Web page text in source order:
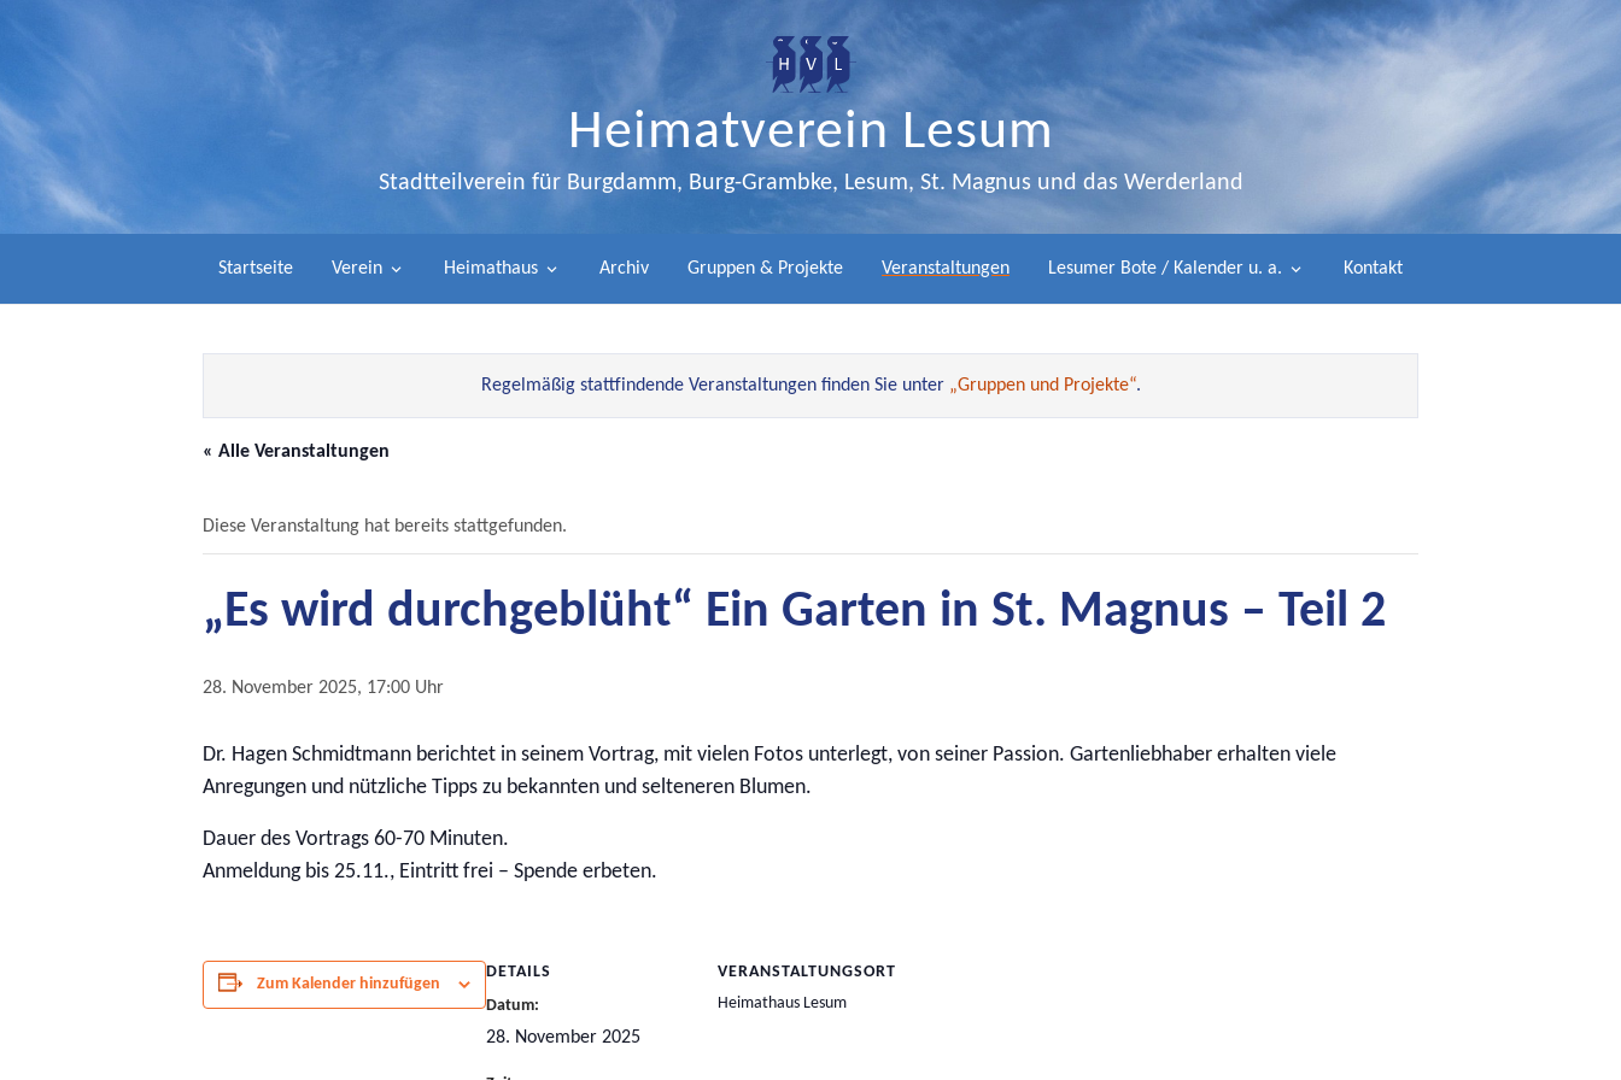
Heimatverein Lesum
Stadtteilverein für Burgdamm, Burg-Grambke, Lesum, St. Magnus und das Werderland
Startseite Verein Heimathaus Archiv Gruppen & Projekte Veranstaltungen Lesumer Bote / Kalender u. a. Kontakt
Regelmäßig stattfindende Veranstaltungen finden Sie unter „Gruppen und Projekte“.
« Alle Veranstaltungen
Diese Veranstaltung hat bereits stattgefunden.
„Es wird durchgeblüht“ Ein Garten in St. Magnus – Teil 2
28. November 2025, 17:00 Uhr
Dr. Hagen Schmidtmann berichtet in seinem Vortrag, mit vielen Fotos unterlegt, von seiner Passion. Gartenliebhaber erhalten viele
Anregungen und nützliche Tipps zu bekannten und selteneren Blumen.
Dauer des Vortrags 60-70 Minuten.
Anmeldung bis 25.11., Eintritt frei – Spende erbeten.
Zum Kalender hinzufügen
DETAILS
Datum:
28. November 2025
VERANSTALTUNGSORT
Heimathaus Lesum